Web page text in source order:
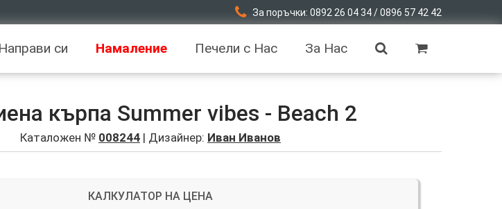
За поръчки: 0892 26 04 34 / 0896 57 42 42
Направи си Намаление Печели с Нас За Нас
кърпа Summer vibes - Beach 2
Каталожен № 008244 | Дизайнер: Иван Иванов
КАЛКУЛАТОР НА ЦЕНА